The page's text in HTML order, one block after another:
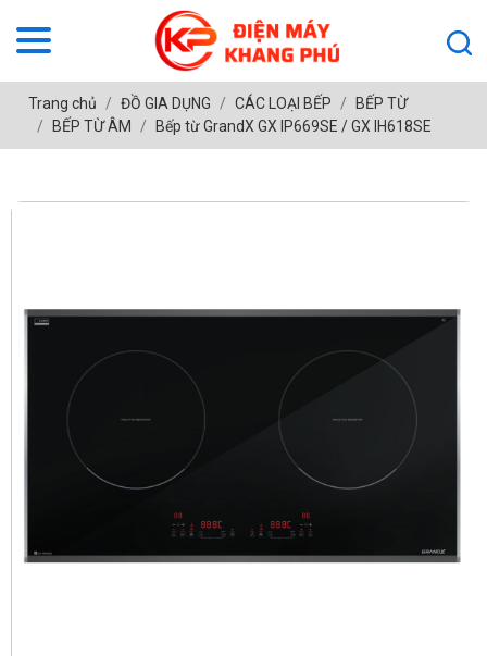
Trang chủ ĐỒ GIA DỤNG CÁC LOẠI BẾP
BẾP TỪ
BẾP TỪ ÂM
Bếp từ GrandX GX IP669SE / GX IH618SE